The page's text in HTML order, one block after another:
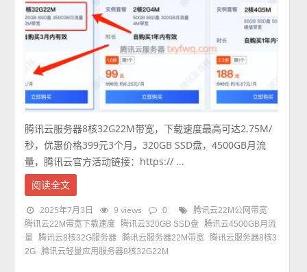
腾讯云服务器8核32G22M带宽，下载速度最高可达2.75M/
秒，优惠价格399元3个月，320GB SSD盘，4500GB月流
量，腾讯云官方活动链接：https:// ...
阅读全文
2025年7月3日 9 views 0
腾讯云22M公网带宽
腾讯云22M带宽下载速度 腾讯云320GB SSD盘 腾讯云4500GB月流
量 腾讯云8核32G服务器 腾讯云服务器22M带宽 腾讯云服务器8核3
2G 腾讯云轻量应用服务器8核32G22M